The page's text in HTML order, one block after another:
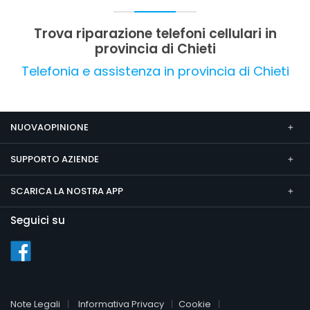
con margini di miglioramento nelle eventuali
Trova riparazione telefoni cellulari in
provincia di Chieti
Telefonia e assistenza in provincia di Chieti
NUOVAOPINIONE
SUPPORTO AZIENDE
SCARICA LA NOSTRA APP
Seguici su
Note Legali Informativa Privacy Cookie